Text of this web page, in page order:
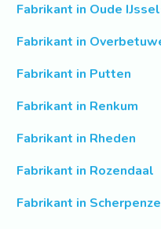
Fabrikant in Oude
Fabrikant in
Fabrikant in Putten
Fabrikant in Renkum
Fabrikant in Rheden
Fabrikant in Rozendaal
Fabrikant in